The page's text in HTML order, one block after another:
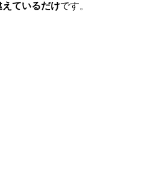
えているだけです。